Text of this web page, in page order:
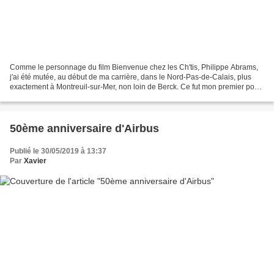
Comme le personnage du film Bienvenue chez les Ch'tis, Philippe Abrams,
j'ai été mutée, au début de ma carrière, dans le Nord-Pas-de-Calais, plus
exactement à Montreuil-sur-Mer, non loin de Berck. Ce fut mon premier poste
50ème anniversaire d'Airbus
Publié le 30/05/2019 à 13:37
Par Xavier